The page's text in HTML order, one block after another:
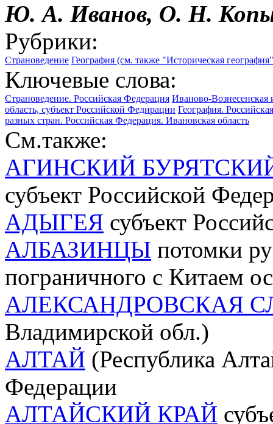
Ю. А. Иванов, О. Н.
Рубрики:
Страноведение География (см. также "Историческая
Ключевые слова:
Страноведение. Российская Федерация Иваново-
область, субъект Российской Федирации География.
разных стран. Российская Федерация. Ивановская область
См.также:
АГИНСКИЙ
субъект Российской
АДЫГЕЯ субъект
АЛБАЗИНЦЫ потомки
пограничного с Китаем
АЛЕКСАНДРОВСКАЯ
Владимирской обл.)
АЛТАЙ (Республика
Федерации
АЛТАЙСКИЙ КРАЙ